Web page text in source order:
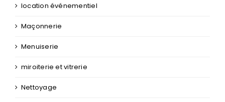
location événementiel
Maçonnerie
Menuiserie
miroiterie et vitrerie
Nettoyage